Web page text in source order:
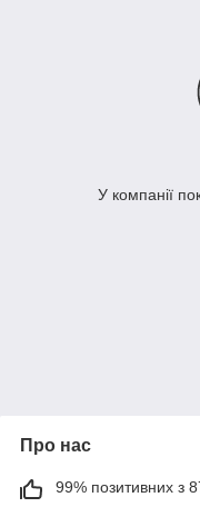
У компанії
Про нас
99% позитивних з 87